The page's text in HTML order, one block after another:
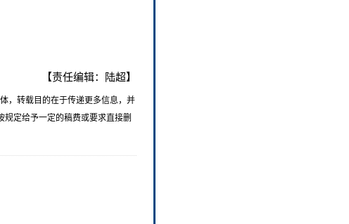
【责任编辑：陆超】
，转载目的在于传递更多信息，并
定给予一定的稿费或要求直接删